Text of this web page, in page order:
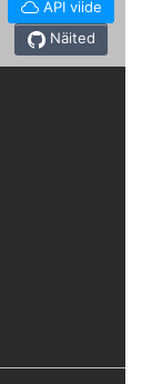
API viide
Näited